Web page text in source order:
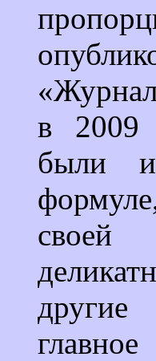
в 2009
были